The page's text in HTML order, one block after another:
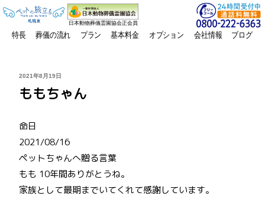
日本動物葬儀霊園協会正会員
特長 葬儀の流れ プラン 基本料金 オプション 会社情報 ブログ
投
日:
2021年8月19日
ももちゃん
命日
2021/08/16
ペットちゃんへ贈る言葉
もも 10年間ありがとうね。
家族として最期までいてくれて感謝しています。